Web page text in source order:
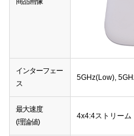
インターフェー
ス
5GHz(Low),
最大速度
(理論値)
4x4:4ストリーム